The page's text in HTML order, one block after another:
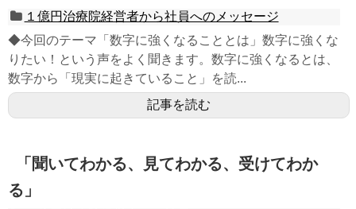
１億円治療院経営者から社員へのメッセージ
◆今回のテーマ「数字に強くなることとは」数字に強くな
りたい！という声をよく聞きます。数字に強くなるとは、
数字から「現実に起きていること」を読...
記事を読む
「聞いてわかる、見てわかる、受けてわか
る」